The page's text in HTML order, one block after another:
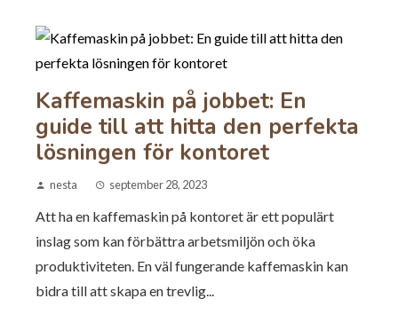
Kaffemaskin på jobbet: En
guide till att hitta den perfekta
lösningen för kontoret
nesta september 28, 2023
Att ha en kaffemaskin på kontoret är ett populärt
inslag som kan förbättra arbetsmiljön och öka
produktiviteten. En väl fungerande kaffemaskin kan
bidra till att skapa en trevlig...